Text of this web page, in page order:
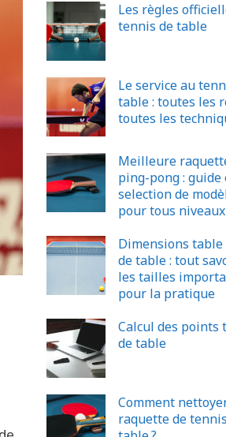
Les règles
tennis de table
Le service au
table : toutes les
toutes les
Meilleure
ping-pong : guide
selection de
pour tous niveaux
Dimensions
de table : tout
les tailles
pour la pratique
Calcul des points
de table
Comment
raquette de